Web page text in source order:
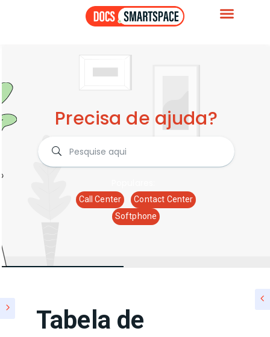
Precisa de ajuda?
Call Center
Contact Center
Softphone
Tabela de